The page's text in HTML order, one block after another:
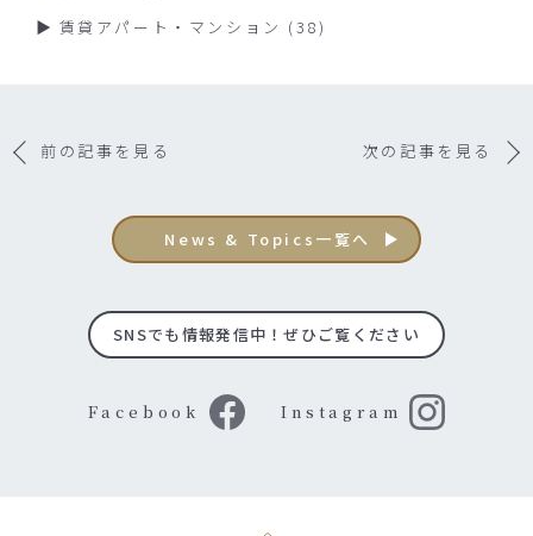
賃貸アパート・マンション (38)
前の記事を見る 次の記事を見る
News & Topics一覧へ
SNSでも情報発信中！ぜひご覧ください
Facebook Instagram